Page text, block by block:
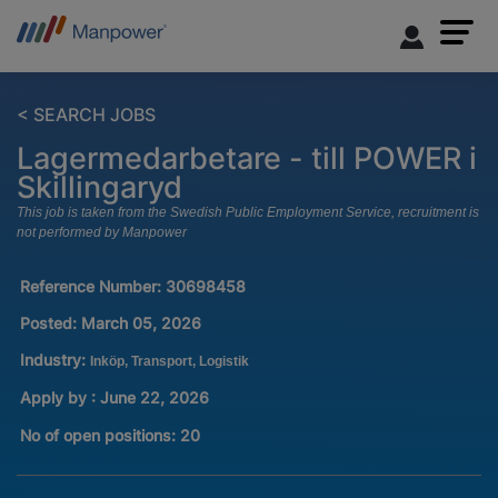
< SEARCH JOBS
Lagermedarbetare - till POWER i
Skillingaryd
This job is taken from the Swedish Public Employment Service, recruitment is
not performed by Manpower
Reference Number: 30698458
Posted: March 05, 2026
Industry: Inköp, Transport, Logistik
Apply by : June 22, 2026
No of open positions: 20